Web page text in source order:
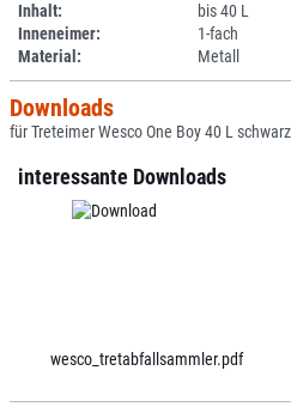
Inhalt:
bis 40 L
Inneneimer:
1-fach
Material:
Metall
Downloads
für Treteimer Wesco One Boy 40 L schwarz
interessante Downloads
wesco_tretabfallsammler.pdf